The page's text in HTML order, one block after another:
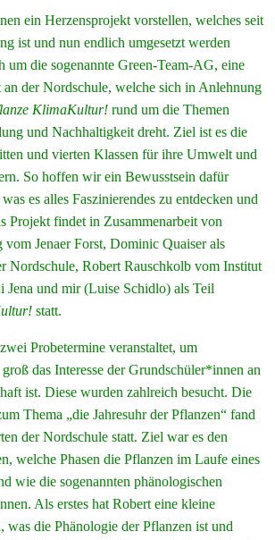
ein Herzensprojekt vorstellen, welches seit
ist und nun endlich umgesetzt werden
um die sogenannte Green-Team-AG, eine
an der Nordschule, welche sich in Anlehnung
KlimaKultur! rund um die Themen
und Nachhaltigkeit dreht. Ziel ist es die
und vierten Klassen für ihre Umwelt und
So hoffen wir ein Bewusstsein dafür
es alles Faszinierendes zu entdecken und
Projekt findet in Zusammenarbeit von
vom Jenaer Forst, Dominic Quaiser als
Nordschule, Robert Rauschkolb vom Institut
und mir (Luise Schidlo) als Teil
statt.
Probetermine veranstaltet, um
das Interesse der Grundschüler*innen an
ist. Diese wurden zahlreich besucht. Die
Thema „die Jahresuhr der Pflanzen“ fand
der Nordschule statt. Ziel war es den
welche Phasen die Pflanzen im Laufe eines
wie die sogenannten phänologischen
Als erstes hat Robert eine kleine
was die Phänologie der Pflanzen ist und